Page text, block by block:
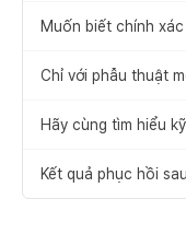
Muốn biết chính
Chỉ với phẫu thuật
Hãy cùng tìm hiểu
Kết quả phục hồi
nhau.